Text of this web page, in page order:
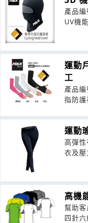
產品
UV機
運動
工
產品
指防
運動
高彈
衣及壓
高機
幫助
四針